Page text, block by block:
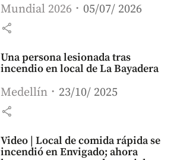
Mundial 2026 05/07/ 2026
share
Una persona lesionada tras
incendio en local de La Bayadera
Medellín 23/10/ 2025
share
Video | Local de comida rápida se
incendió en Envigado; ahora